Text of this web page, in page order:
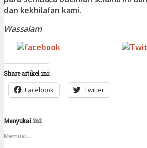
dan kekhilafan kami.
Wassalam
Share artikel ini:
Facebook Twitter
Menyukai ini:
Memuat...